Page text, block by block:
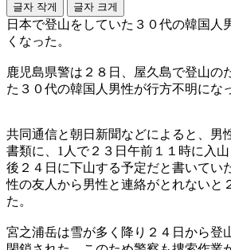
글자 작게 글자 크게
日本で登山をしていた３０代の韓国人
くなった。
鹿児島県警は２８日、屋久島で登山の
た３０代の韓国人男性が行方不明にな
共同通信と朝日新聞などによると、男
書類に、1人で２３日午前１１時に入
後２４日に下山する予定だと書いてい
性の友人から男性と連絡がとれないと
た。
宮之浦岳は雪が多く降り２４日から登